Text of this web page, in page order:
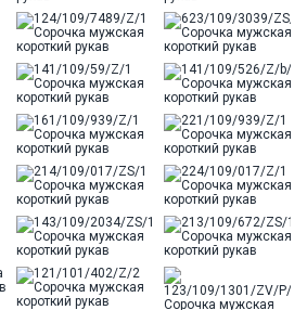
ткани компаньона
Французский маленький
2 накладных кармана с клапаном
Полуприталенный силуэт / Regular fit